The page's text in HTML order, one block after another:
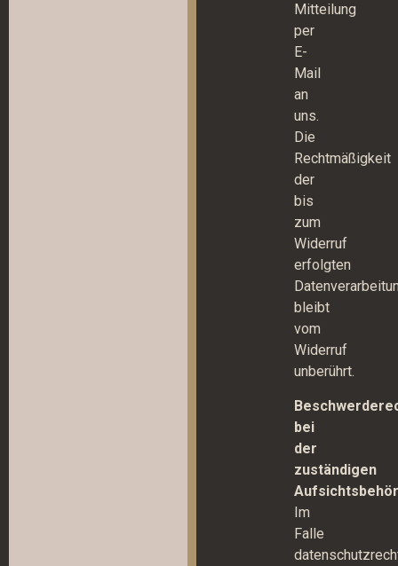
Mitteilung
per
E-
Mail
an
uns.
Die
Rechtmäßigkeit
der
bis
zum
Widerruf
erfolgten
bleibt
vom
Widerruf
unberührt.
bei
der
zuständigen
Im
Falle